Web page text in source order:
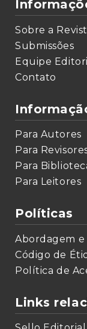
Sobre a
Submissões
Equipe
Contato
Para Autores
Para
Para
Para Leitores
Políticas
Abordagem e
Código de
Política de
Links